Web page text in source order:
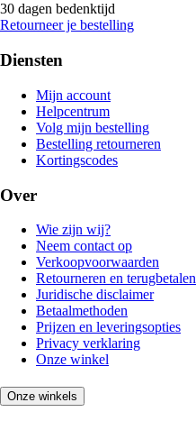
30 dagen bedenktijd
Retourneer je bestelling
Diensten
Mijn account
Helpcentrum
Volg mijn bestelling
Bestelling retourneren
Kortingscodes
Over
Wie zijn wij?
Neem contact op
Verkoopvoorwaarden
Retourneren en terugbetalen
Juridische disclaimer
Betaalmethoden
Prijzen en leveringsopties
Privacy verklaring
Onze winkel
Onze winkels